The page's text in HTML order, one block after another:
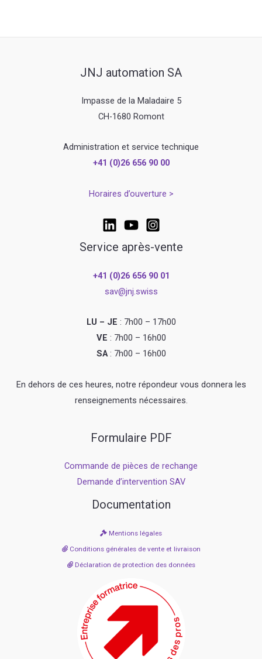
JNJ automation SA
Impasse de la Maladaire 5
CH-1680 Romont
Administration et service technique
+41 (0)26 656 90 00
Horaires d’ouverture >
Service après-vente
+41 (0)26 656 90 01
sav@jnj.swiss
LU – JE : 7h00 – 17h00
VE : 7h00 – 16h00
SA: 7h00 – 16h00
En dehors de ces heures, notre répondeur vous donnera les
renseignements nécessaires.
Formulaire PDF
Commande de pièces de rechange
Demande d’intervention SAV
Documentation
Mentions légales
Conditions générales de vente et livraison
Déclaration de protection des données